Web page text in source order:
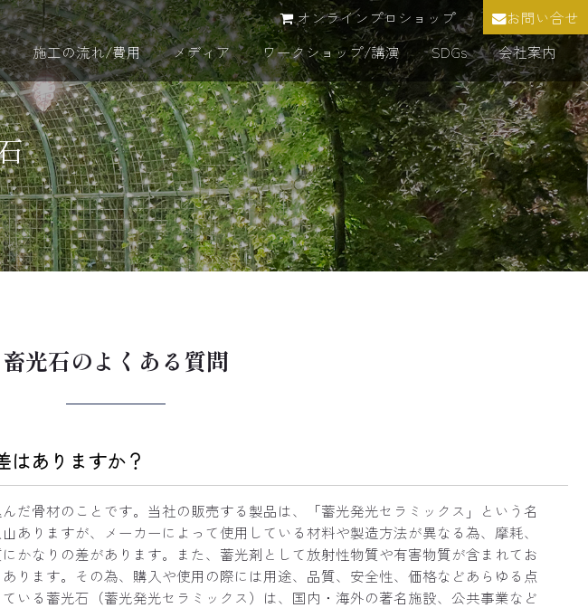
オンラインプロショップ
お問い合せ
施工の流れ/費用 メディア ワークショップ/講演 SDGs 会社案内
畜光石のよくある質問
はありますか？
だ骨材のことです。当社の販売する製品は、「蓄光発光セラミックス」という名
ありますが、メーカーによって使用している材料や製造方法が異なる為、摩耗、
かなりの差があります。また、蓄光剤として放射性物質や有害物質が含まれてお
ります。その為、購入や使用の際には用途、品質、安全性、価格などあらゆる点
いる蓄光石（蓄光発光セラミックス）は、国内・海外の著名施設、公共事業など